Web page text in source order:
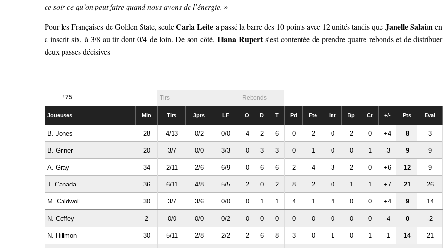
ce soir ce qu’on peut faire quand nous avons de l’énergie. »
Pour les Françaises de Golden State, seuleCarla Leite a passé la barre des 10 points avec 12 unités tandis que Janelle Salaünen
a inscrit six, à 3/8 au tir dont 0/4 de loin. De son côté,Iliana Ruperts’est contentée de prendre quatre rebonds et de distribuer
deux passes décisives.
/ 75 Tirs Rebonds
Joueuses Min Tirs 3pts LF O D T Pd Fte Int Bp Ct +/- Pts Eval
B. Jones 28 4/13 0/2 0/0 4 2 6 0 2 0 2 0 +4 8 3
B. Griner 20 3/7 0/0 3/3 0 3 3 0 1 0 0 1 -3 9 9
A. Gray 34 2/11 2/6 6/9 0 6 6 2 4 3 2 0 +6 12 9
J. Canada 36 6/11 4/8 5/5 2 0 2 8 2 0 1 1 +7 21 26
M. Caldwell 30 3/7 3/6 0/0 0 1 1 4 1 4 0 0 +4 9 14
N. Coffey 2 0/0 0/0 0/2 0 0 0 0 0 0 0 0 -4 0 -2
N. Hillmon 30 5/11 2/8 2/2 2 6 8 3 0 1 0 1 -1 14 21